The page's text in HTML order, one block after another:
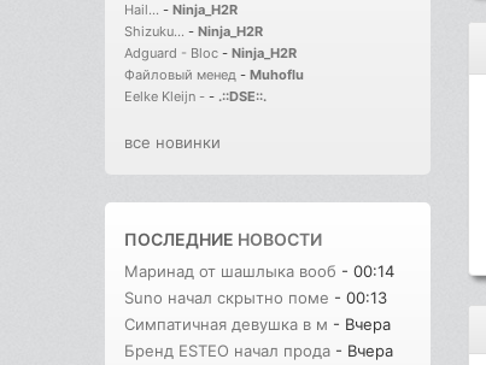
Hail... - Ninja_H2R
Shizuku... - Ninja_H2R
Adguard - Bloc - Ninja_H2R
Файловый менед - Muhoflu
Eelke Kleijn - - .::DSE::.
все новинки
ПОСЛЕДНИЕ НОВОСТИ
Маринад от шашлыка вооб - 00:14
Suno начал скрытно поме - 00:13
Симпатичная девушка в м - Вчера
Бренд ESTEO начал прода - Вчера